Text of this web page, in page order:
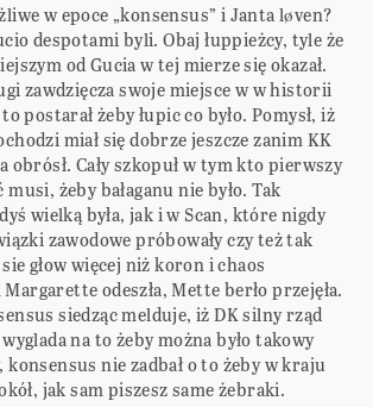
w epoce „konsensus” i Janta løven?
despotami byli. Obaj łuppieżcy, tyle że
od Gucia w tej mierze się okazał.
zawdzięcza swoje miejsce w w historii
postarał żeby łupic co było. Pomysł, iż
miał się dobrze jeszcze zanim KK
obrósł. Cały szkopuł w tym kto pierwszy
żeby bałaganu nie było. Tak
wielką była, jak i w Scan, które nigdy
zawodowe próbowały czy też tak
głow więcej niż koron i chaos
odeszła, Mette berło przejęła.
siedząc melduje, iż DK silny rząd
na to żeby można było takowy
nie zadbał o to żeby w kraju
jak sam piszesz same żebraki.